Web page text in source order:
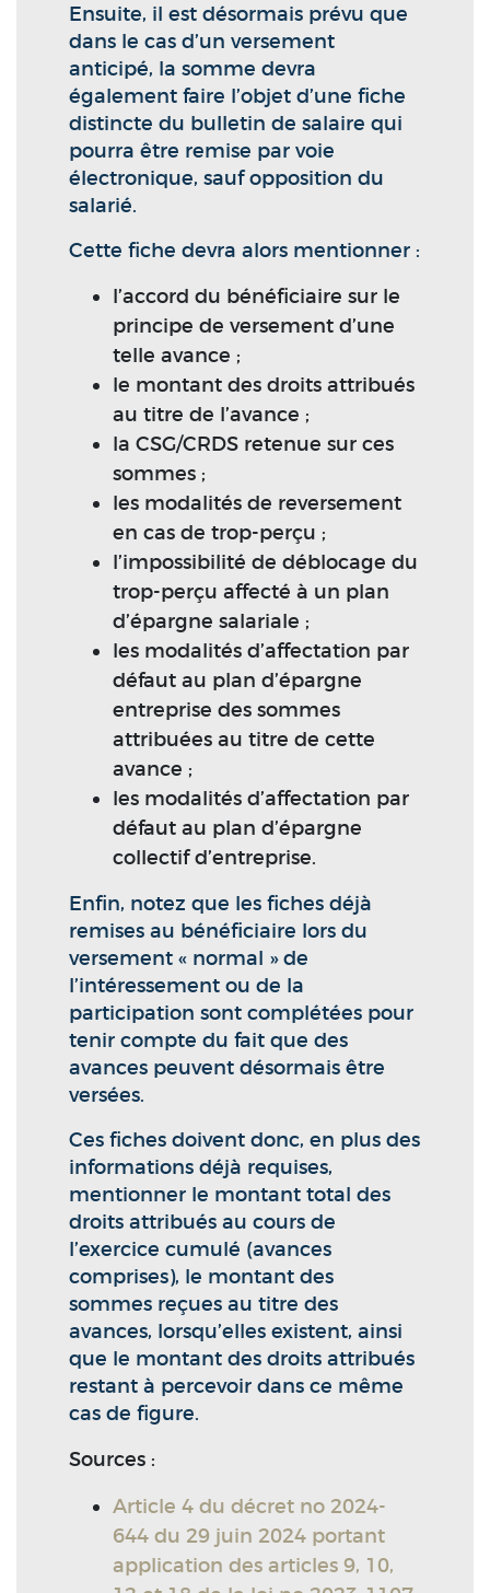
Ensuite, il est désormais prévu que
dans le cas d’un versement
anticipé, la somme devra
également faire l’objet d’une fiche
distincte du bulletin de salaire qui
pourra être remise par voie
électronique, sauf opposition du
salarié.
Cette fiche devra alors mentionner :
l’accord du bénéficiaire sur le
principe de versement d’une
telle avance ;
le montant des droits attribués
au titre de l’avance ;
la CSG/CRDS retenue sur ces
sommes ;
les modalités de reversement
en cas de trop-perçu ;
l’impossibilité de déblocage du
trop-perçu affecté à un plan
d’épargne salariale ;
les modalités d’affectation par
défaut au plan d’épargne
entreprise des sommes
attribuées au titre de cette
avance ;
les modalités d’affectation par
défaut au plan d’épargne
collectif d’entreprise.
Enfin, notez que les fiches déjà
remises au bénéficiaire lors du
versement « normal » de
l’intéressement ou de la
participation sont complétées pour
tenir compte du fait que des
avances peuvent désormais être
versées.
Ces fiches doivent donc, en plus des
informations déjà requises,
mentionner le montant total des
droits attribués au cours de
l’exercice cumulé (avances
comprises), le montant des
sommes reçues au titre des
avances, lorsqu’elles existent, ainsi
que le montant des droits attribués
restant à percevoir dans ce même
cas de figure.
Sources :
Article 4 du décret no 2024-
644 du 29 juin 2024 portant
application des articles 9, 10,